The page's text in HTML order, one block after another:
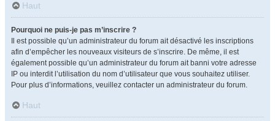
Haut
Pourquoi ne puis-je pas m’inscrire ?
Il est possible qu’un administrateur du forum ait désactivé les inscriptions
afin d’empêcher les nouveaux visiteurs de s’inscrire. De même, il est
également possible qu’un administrateur du forum ait banni votre adresse
IP ou interdit l’utilisation du nom d’utilisateur que vous souhaitez utiliser.
Pour plus d’informations, veuillez contacter un administrateur du forum.
Haut